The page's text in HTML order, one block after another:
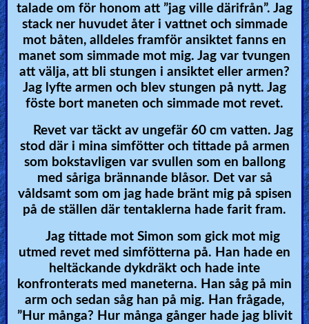
talade om för honom att ”jag ville därifrån”. Jag
stack ner huvudet åter i vattnet och simmade
mot båten, alldeles framför ansiktet fanns en
manet som simmade mot mig. Jag var tvungen
att välja, att bli stungen i ansiktet eller armen?
Jag lyfte armen och blev stungen på nytt. Jag
föste bort maneten och simmade mot revet.
Revet var täckt av ungefär 60 cm vatten. Jag
stod där i mina simfötter och tittade på armen
som bokstavligen var svullen som en ballong
med såriga brännande blåsor. Det var så
våldsamt som om jag hade bränt mig på spisen
på de ställen där tentaklerna hade farit fram.
Jag tittade mot Simon som gick mot mig
utmed revet med simfötterna på. Han hade en
heltäckande dykdräkt och hade inte
konfronterats med maneterna. Han såg på min
arm och sedan såg han på mig. Han frågade,
”Hur många? Hur många gånger hade jag blivit